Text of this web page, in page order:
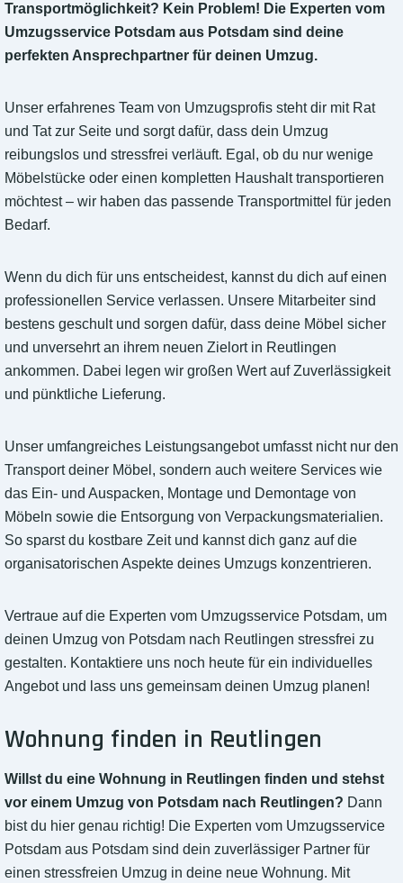
Transportmöglichkeit? Kein Problem! Die Experten vom
Umzugsservice Potsdam aus Potsdam sind deine
perfekten Ansprechpartner für deinen Umzug.
Unser erfahrenes Team von Umzugsprofis steht dir mit Rat
und Tat zur Seite und sorgt dafür, dass dein Umzug
reibungslos und stressfrei verläuft. Egal, ob du nur wenige
Möbelstücke oder einen kompletten Haushalt transportieren
möchtest – wir haben das passende Transportmittel für jeden
Bedarf.
Wenn du dich für uns entscheidest, kannst du dich auf einen
professionellen Service verlassen. Unsere Mitarbeiter sind
bestens geschult und sorgen dafür, dass deine Möbel sicher
und unversehrt an ihrem neuen Zielort in Reutlingen
ankommen. Dabei legen wir großen Wert auf Zuverlässigkeit
und pünktliche Lieferung.
Unser umfangreiches Leistungsangebot umfasst nicht nur den
Transport deiner Möbel, sondern auch weitere Services wie
das Ein- und Auspacken, Montage und Demontage von
Möbeln sowie die Entsorgung von Verpackungsmaterialien.
So sparst du kostbare Zeit und kannst dich ganz auf die
organisatorischen Aspekte deines Umzugs konzentrieren.
Vertraue auf die Experten vom Umzugsservice Potsdam, um
deinen Umzug von Potsdam nach Reutlingen stressfrei zu
gestalten. Kontaktiere uns noch heute für ein individuelles
Angebot und lass uns gemeinsam deinen Umzug planen!
Wohnung finden in Reutlingen
Willst du eine Wohnung in Reutlingen finden und stehst
vor einem Umzug von Potsdam nach Reutlingen? Dann
bist du hier genau richtig! Die Experten vom Umzugsservice
Potsdam aus Potsdam sind dein zuverlässiger Partner für
einen stressfreien Umzug in deine neue Wohnung. Mit